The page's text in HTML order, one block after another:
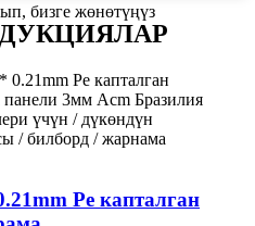
бизге жөнөтүңүз
Pe капталган